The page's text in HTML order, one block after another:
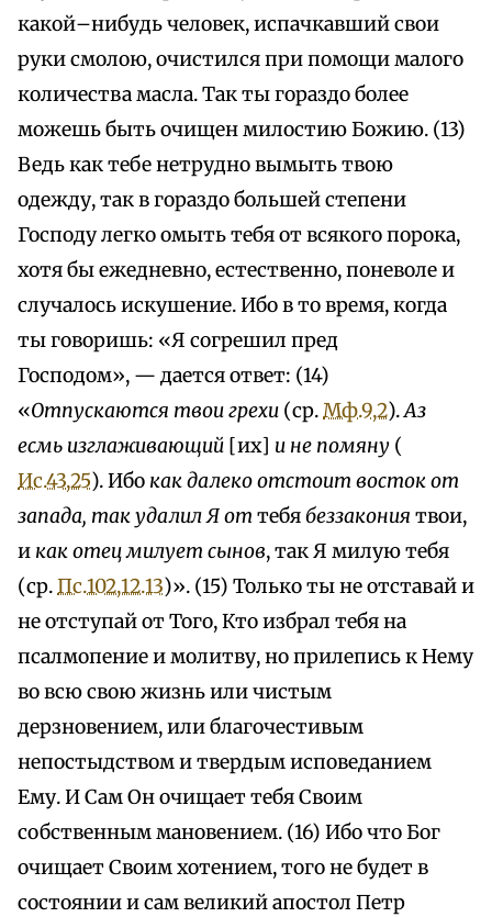
какой–нибудь человек, испачкавший свои
руки смолою, очистился при помощи малого
количества масла. Так ты гораздо более
можешь быть очищен милостию Божию. (13)
Ведь как тебе нетрудно вымыть твою
одежду, так в гораздо большей степени
Господу легко омыть тебя от всякого порока,
хотя бы ежедневно, естественно, поневоле и
случалось искушение. Ибо в то время, когда
ты говоришь: «Я согрешил пред
Господом», — дается ответ: (14)
«Отпускаются твои грехи (ср.Мф.9,2).Аз
есмь изглаживающий [их] и не помяну (
Ис.43,25). Ибо как далеко отстоит восток от
запада, так удалил Я оттебябеззакония твои,
и как отец милует сынов, так Я милую тебя
(ср.Пс.102,12.13)». (15) Только ты не отставай и
не отступай от Того, Кто избрал тебя на
псалмопение и молитву, но прилепись к Нему
во всю свою жизнь или чистым
дерзновением, или благочестивым
непостыдством и твердым исповеданием
Ему. И Сам Он очищает тебя Своим
собственным мановением. (16) Ибо что Бог
очищает Своим хотением, того не будет в
состоянии и сам великий апостол Петр